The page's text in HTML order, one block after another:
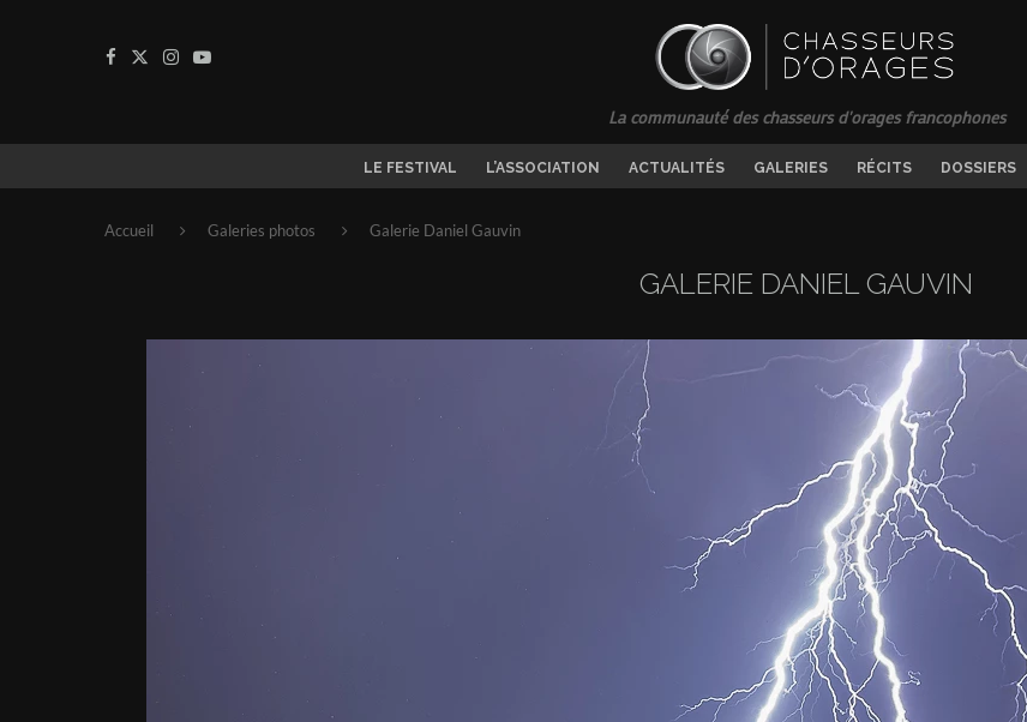
La communauté des chasseurs d'orages francophones
LE FESTIVAL L’ASSOCIATION ACTUALITÉS GALERIES RÉCITS DOSSIERS
Accueil Galeries photos Galerie Daniel Gauvin
GALERIE DANIEL GAUVIN